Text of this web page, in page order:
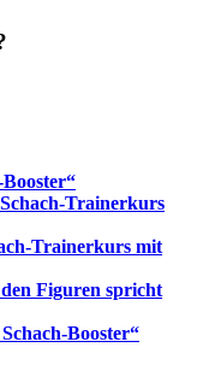
Trainerkurs
Trainerkurs mit
Figuren spricht
Booster“